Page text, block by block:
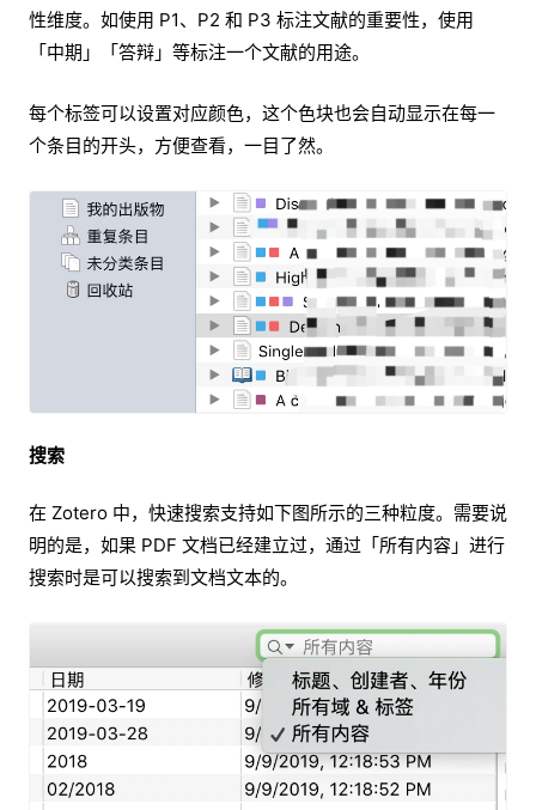
性维度。如使用 P1、P2 和 P3 标注文献的重要性，使用
「中期」「答辩」等标注一个文献的用途。
每个标签可以设置对应颜色，这个色块也会自动显示在每一
个条目的开头，方便查看，一目了然。
搜索
在 Zotero 中，快速搜索支持如下图所示的三种粒度。需要说
明的是，如果 PDF 文档已经建立过，通过「所有内容」进行
搜索时是可以搜索到文档文本的。